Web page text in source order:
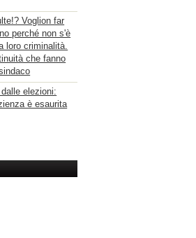
Voglion far
perché non s'è
loro criminalità.
che fanno
elezioni:
è esaurita